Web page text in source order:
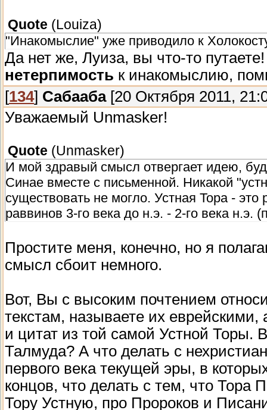
Quote (Louiza)
"Инакомыслие" уже приводило к
Да нет же, Луиза, вы что-то
нетерпимость к инакомыслию,
[134] Сабааба[20 Октября 2011,
Уважаемый Unmasker!
Quote (Unmasker)
И мой здравый смысл отвергает идею,
Синае вместе с письменной. Никакой
существовать не могло. Устная Тора -
раввинов 3-го века до н.э. - 2-го века н.э.
Простите меня, конечно, но я
смысл сбоит немного.
Вот, Вы с высоким почтением
текстам, называете их
и цитат из той самой Устной Торы.
Талмуда? А что делать с
первого века текущей эры, в
концов, что делать с тем, что Тора
Тору Устную, про Пророков и